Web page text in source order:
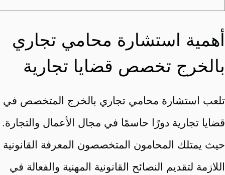
أهمية استشارة محامي تجاري
بالخرج تخصص قضايا تجارية
تلعب استشارة محامي تجاري بالخرج المتخصص في
قضايا تجارية دورًا حاسمًا في مجال الأعمال والتجارة.
حيث يمتلك المحامون المتخصصون المعرفة القانونية
اللازمة لتقديم النصائح القانونية المهنية والفعالة في